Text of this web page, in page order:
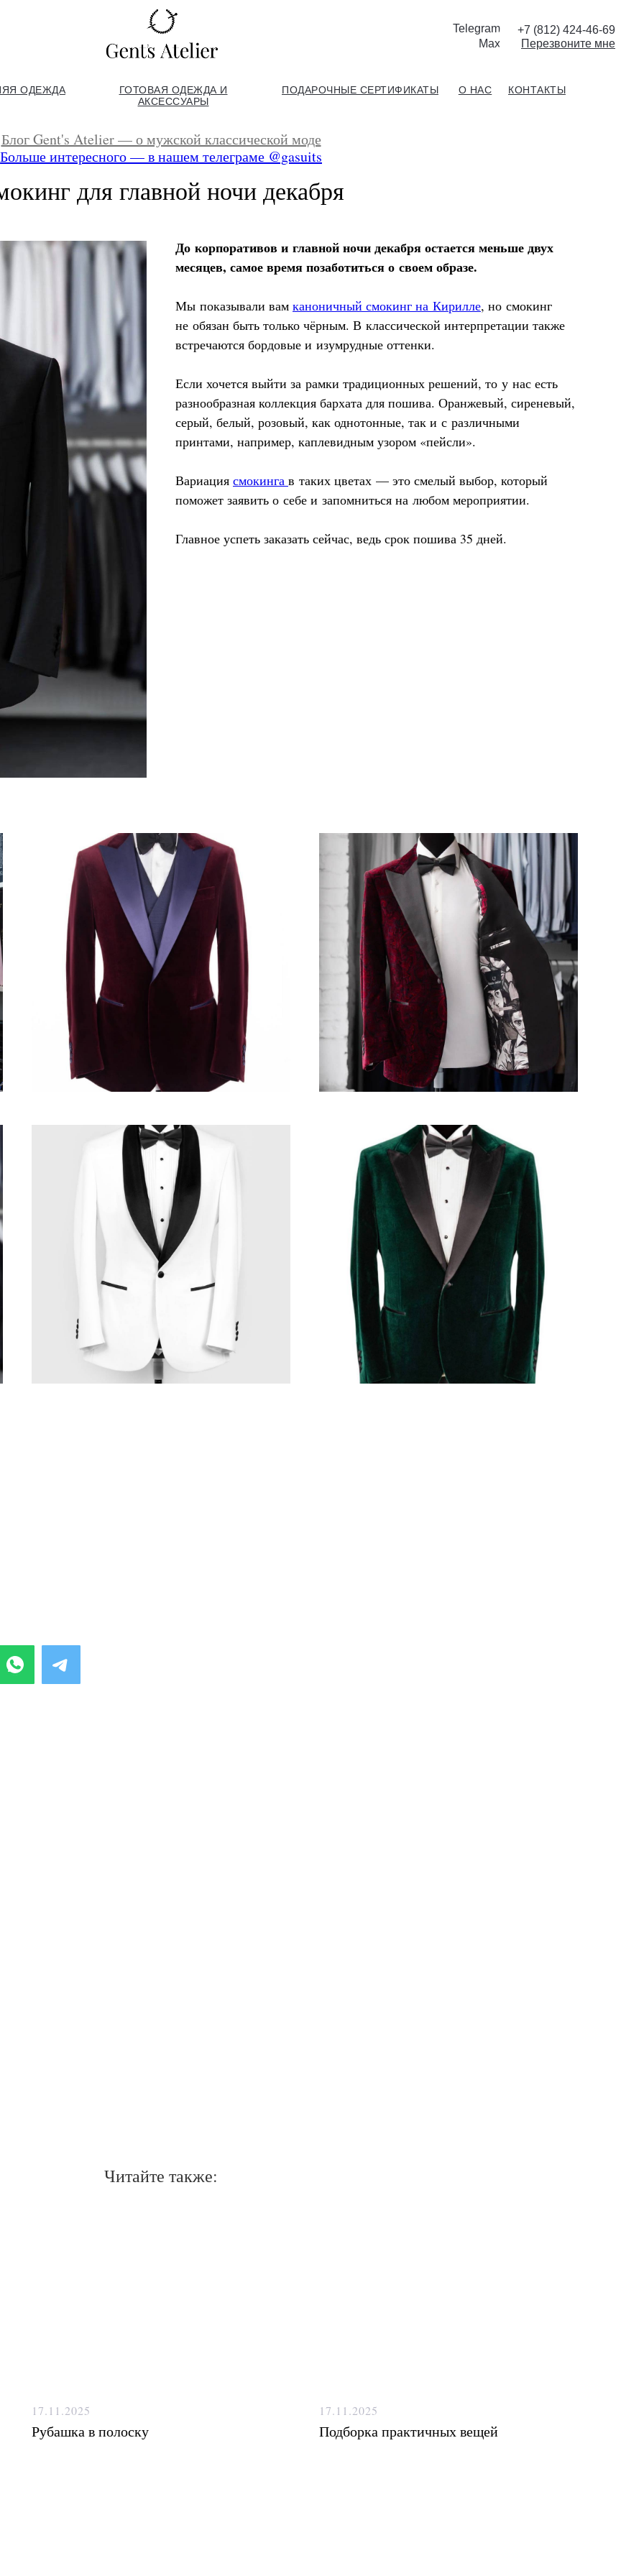
ОДЕЖДА
ГОТОВАЯ ОДЕЖДА И
АКСЕССУАРЫ
ПОДАРОЧНЫЕ СЕРТИФИКАТЫ КОНТАКТЫ
О НАС
Перезвоните мне
+7 (812) 424-46-69
Max
Telegram
Блог Gent's Atelier — о мужской классической моде
Больше интересного — в нашем телеграме @gasuits
для главной ночи декабря
До корпоративов и главной ночи декабря остается меньше двух
месяцев, самое время позаботиться о своем образе.
Мы показывали вам каноничный смокинг на Кирилле, но смокинг
не обязан быть только чёрным. В классической интерпретации также
встречаются бордовые и изумрудные оттенки.
Если хочется выйти за рамки традиционных решений, то у нас есть
разнообразная коллекция бархата для пошива. Оранжевый, сиреневый,
серый, белый, розовый, как однотонные, так и с различными
принтами, например, каплевидным узором «пейсли».
Вариация смокинга в таких цветах — это смелый выбор, который
поможет заявить о себе и запомниться на любом мероприятии.
Главное успеть заказать сейчас, ведь срок пошива 35 дней.
Читайте также:
17.11.2025
Рубашка в полоску
17.11.2025
Подборка практичных вещей